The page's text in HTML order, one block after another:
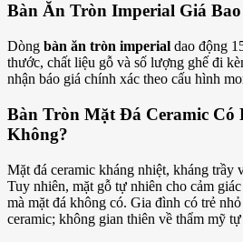
Bàn Ăn Tròn Imperial Giá Bao
Dòng bàn ăn tròn imperial dao động
thước, chất liệu gỗ và số lượng ghế đi
nhận báo giá chính xác theo cấu hình
Bàn Tròn Mặt Đá Ceramic Có
Không?
Mặt đá ceramic kháng nhiệt, kháng trầy
Tuy nhiên, mặt gỗ tự nhiên cho cảm
mà mặt đá không có. Gia đình có trẻ
ceramic; không gian thiên về thẩm mỹ